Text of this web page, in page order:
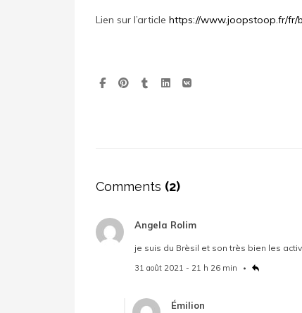
Lien sur l’article https://www.joopstoop.fr/fr/
Comments (2)
Angela Rolim
je suis du Brèsil et son très bien les
31 août 2021 - 21 h 26 min
Émilion